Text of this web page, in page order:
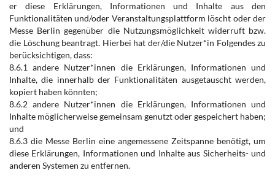
er diese Erklärungen, Informationen und Inhalte aus den
Funktionalitäten und/oder Veranstaltungsplattform löscht oder der
Messe Berlin gegenüber die Nutzungsmöglichkeit widerruft bzw.
die Löschung beantragt. Hierbei hat der/die Nutzer*in Folgendes zu
berücksichtigen, dass:
8.6.1 andere Nutzer*innen die Erklärungen, Informationen und
Inhalte, die innerhalb der Funktionalitäten ausgetauscht werden,
kopiert haben könnten;
8.6.2 andere Nutzer*innen die Erklärungen, Informationen und
Inhalte möglicherweise gemeinsam genutzt oder gespeichert haben;
und
8.6.3 die Messe Berlin eine angemessene Zeitspanne benötigt, um
diese Erklärungen, Informationen und Inhalte aus Sicherheits- und
anderen Systemen zu entfernen.